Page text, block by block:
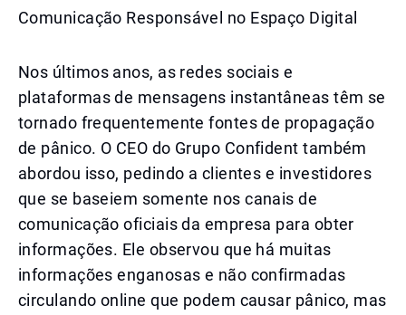
Comunicação Responsável no Espaço Digital
Nos últimos anos, as redes sociais e
plataformas de mensagens instantâneas têm se
tornado frequentemente fontes de propagação
de pânico. O CEO do Grupo Confident também
abordou isso, pedindo a clientes e investidores
que se baseiem somente nos canais de
comunicação oficiais da empresa para obter
informações. Ele observou que há muitas
informações enganosas e não confirmadas
circulando online que podem causar pânico, mas